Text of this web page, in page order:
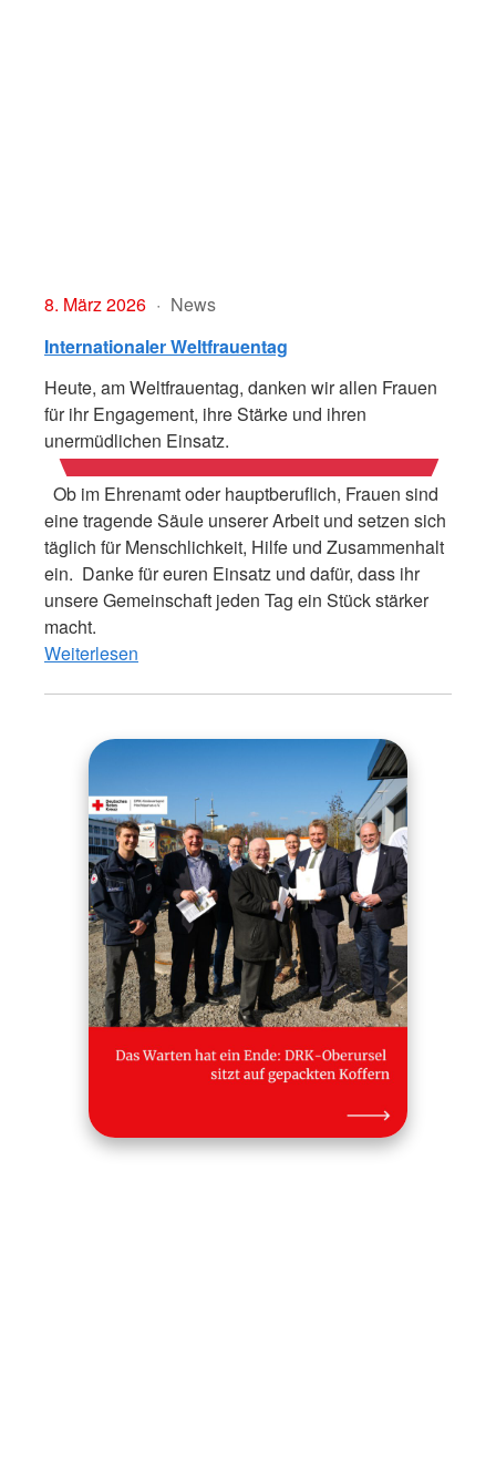
8. März 2026
News
Internationaler Weltfrauentag
Heute, am Weltfrauentag, danken wir allen Frauen
für ihr Engagement, ihre Stärke und ihren
unermüdlichen Einsatz.
Ob im Ehrenamt oder hauptberuflich, Frauen sind
eine tragende Säule unserer Arbeit und setzen sich
täglich für Menschlichkeit, Hilfe und Zusammenhalt
ein. Danke für euren Einsatz und dafür, dass ihr
unsere Gemeinschaft jeden Tag ein Stück stärker
macht.
Weiterlesen